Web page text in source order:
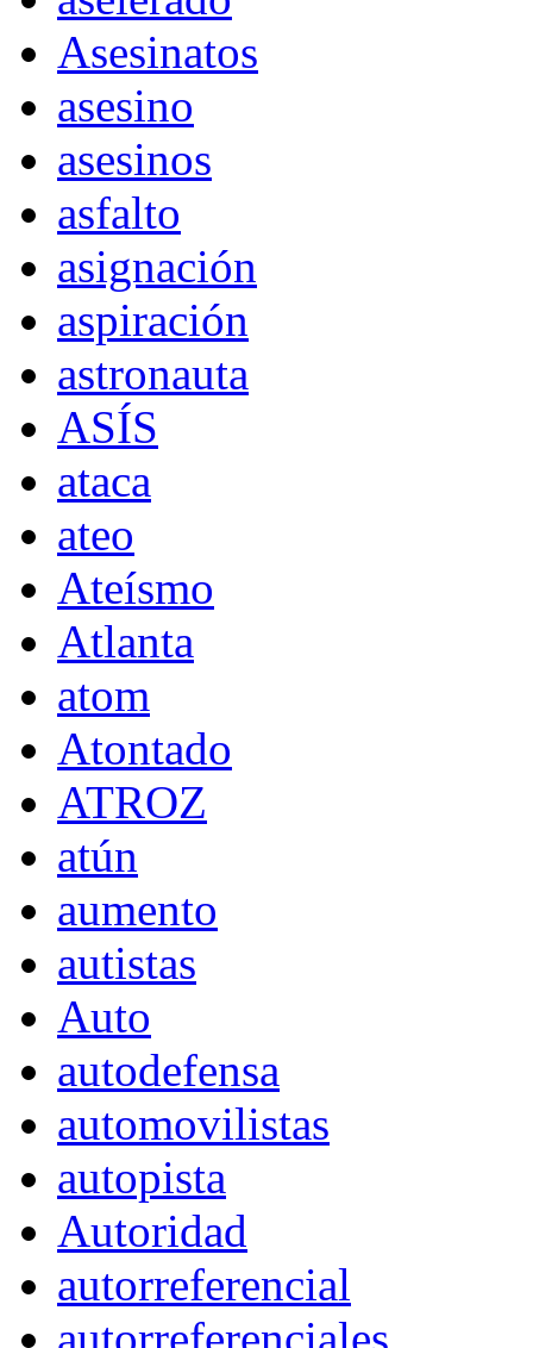
Asesinatos
asesino
asesinos
asfalto
asignación
aspiración
astronauta
ASÍS
ataca
ateo
Ateísmo
Atlanta
atom
Atontado
ATROZ
atún
aumento
autistas
Auto
autodefensa
automovilistas
autopista
Autoridad
autorreferencial